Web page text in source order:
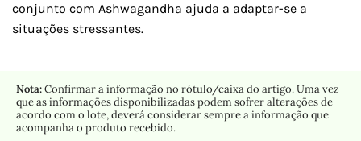
conjunto com Ashwagandha ajuda a adaptar-se a
situações stressantes.
Nota:Confirmar a informação no rótulo/caixa do artigo. Uma vez
que as informações disponibilizadas podem sofrer alterações de
acordo com o lote, deverá considerar sempre a informação que
acompanha o produto recebido.